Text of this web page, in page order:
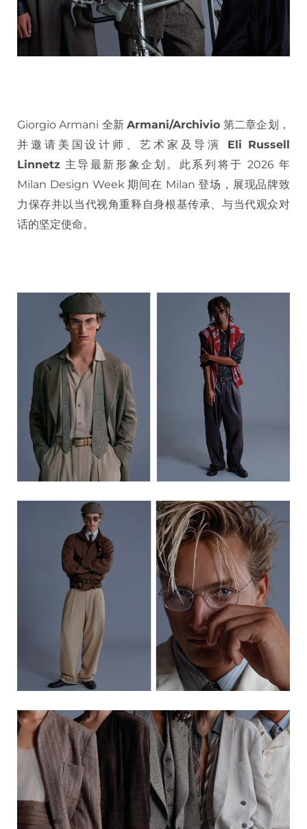
Giorgio Armani 全新Armani/Archivio 第二章企划，
并邀请美国设计师、艺术家及导演
Eli Russell
Linnetz 主导最新形象企划。此系列将于 2026 年
Milan Design Week 期间在 Milan 登场，展现品牌致
力保存并以当代视角重释自身根基传承、与当代观众对
话的坚定使命。